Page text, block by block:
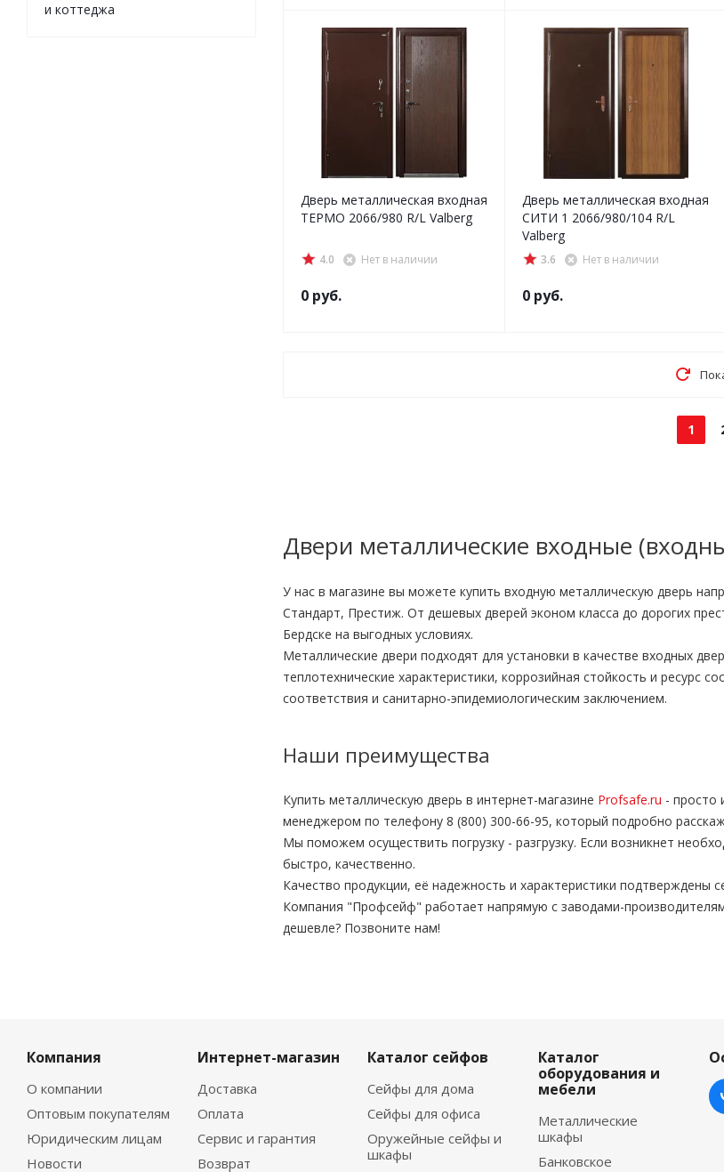
Дверь металлическая входная
ТЕРМО 2066/980 R/L Valberg
4.0 Нет в наличии
0 руб.
Дверь металлическая входная
СИТИ 1 2066/980/104 R/L
Valberg
3.6 Нет в наличии
0 руб.
1
Двери металлические входные
У нас в магазине вы можете купить входную металлическую дверь
Стандарт, Престиж. От дешевых дверей эконом класса до дорогих
Бердске на выгодных условиях.
Металлические двери подходят для установки в качестве входных
теплотехнические характеристики, коррозийная стойкость и
соответствия и санитарно-эпидемиологическим заключением.
Наши преимущества
Купить металлическую дверь в интернет-магазине Profsafe.ru - просто
менеджером по телефону 8 (800) 300-66-95, который подробно
Мы поможем осуществить погрузку - разгрузку. Если возникнет
быстро, качественно.
Качество продукции, её надежность и характеристики подтверждены
Компания "Профсейф" работает напрямую с заводами-
дешевле? Позвоните нам!
и коттеджа
Компания
О компании
Оптовым покупателям
Юридическим лицам
Новости
Интернет-магазин
Доставка
Оплата
Сервис и гарантия
Возврат
Каталог сейфов
Сейфы для дома
Сейфы для офиса
Оружейные сейфы и
шкафы
Каталог
оборудования и
мебели
Металлические
шкафы
Банковское